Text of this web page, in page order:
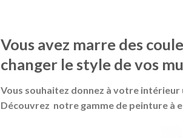
Vous avez marre des
changer le style de vos
Vous souhaitez donnez à votre
Découvrez notre gamme de peinture